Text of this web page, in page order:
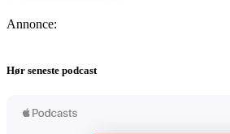
Annonce:
Hør seneste podcast